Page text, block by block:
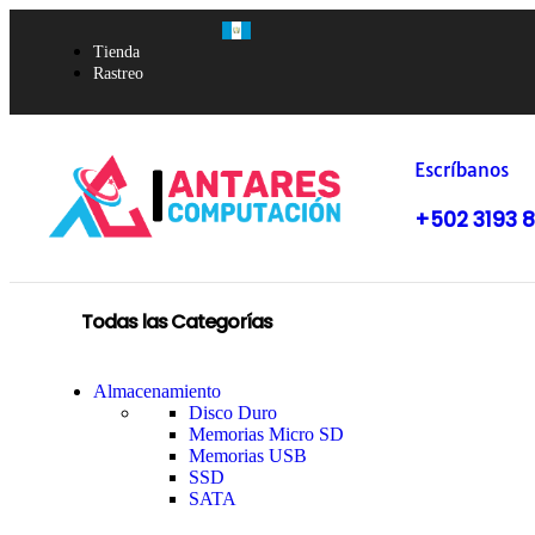
Tienda
Rastreo
Escríbanos
+502 3193
Todas las Categorías
Almacenamiento
Disco Duro
Memorias Micro SD
Memorias USB
SSD
SATA